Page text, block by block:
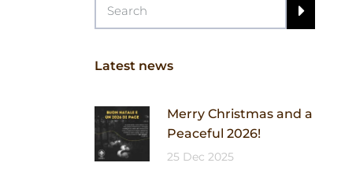
Latest news
Merry Christmas and a
Peaceful 2026!
25 Dec 2025